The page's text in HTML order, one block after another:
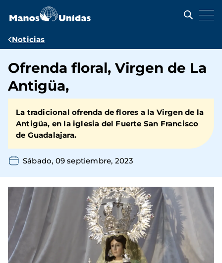
contenido
Ruta
navegación
Noticias
Ofrenda floral, Virgen de La
Antigüa,
La tradicional ofrenda de flores a la Virgen de la
Antigüa, en la iglesia del Fuerte San Francisco
de Guadalajara.
Sábado, 09 septiembre, 2023